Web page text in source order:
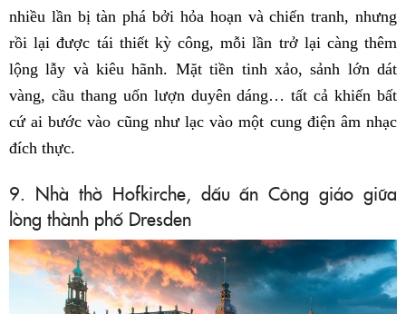
nhiều lần bị tàn phá bởi hỏa hoạn và chiến tranh, nhưng
rồi lại được tái thiết kỳ công, mỗi lần trở lại càng thêm
lộng lẫy và kiêu hãnh. Mặt tiền tinh xảo, sảnh lớn dát
vàng, cầu thang uốn lượn duyên dáng… tất cả khiến bất
cứ ai bước vào cũng như lạc vào một cung điện âm nhạc
đích thực.
9. Nhà thờ Hofkirche, dấu ấn Công giáo giữa
lòng thành phố Dresden